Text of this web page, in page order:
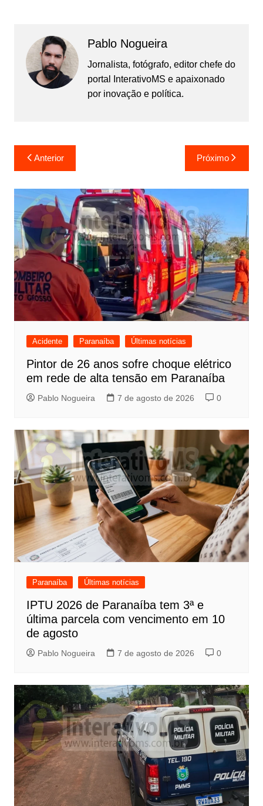
Pablo Nogueira
Jornalista, fotógrafo, editor chefe do
portal InterativoMS e apaixonado
por inovação e política.
Navegação
de
Post
Anterior Próximo
Acidente Paranaíba Últimas notícias
Pintor de 26 anos sofre choque elétrico
em rede de alta tensão em Paranaíba
Pablo Nogueira 7 de agosto de 2026 0
Paranaíba Últimas notícias
IPTU 2026 de Paranaíba tem 3ª e
última parcela com vencimento em 10
de agosto
Pablo Nogueira 7 de agosto de 2026 0